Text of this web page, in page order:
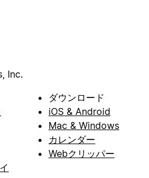
Inc.
ダウンロード
iOS & Android
Mac & Windows
カレンダー
Webクリッパー